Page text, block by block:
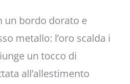
un bordo dorato e
metallo: l’oro scalda i
un tocco di
all’allestimento